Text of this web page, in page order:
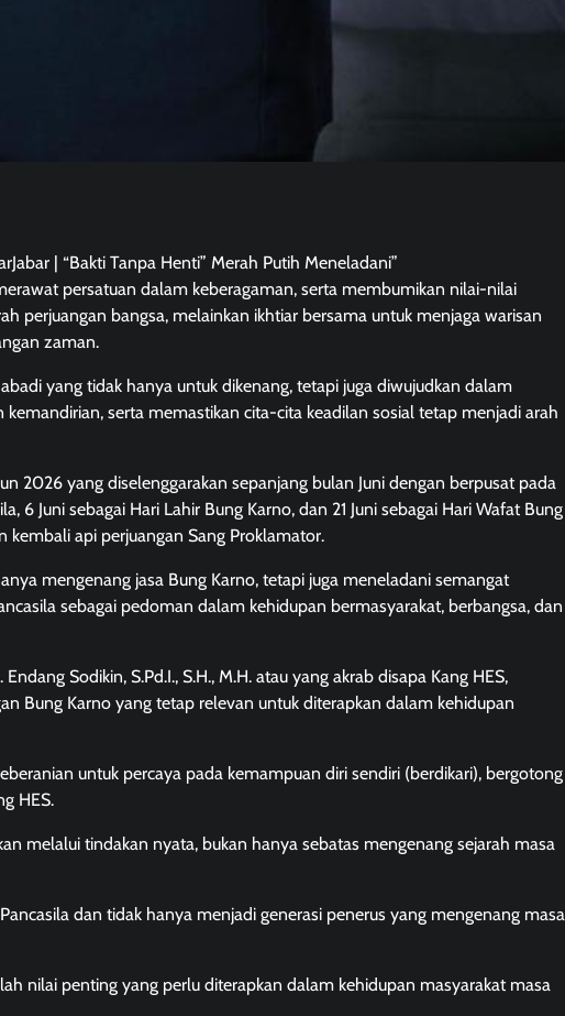
| “Bakti Tanpa Henti” Merah Putih Meneladani”
persatuan dalam keberagaman, serta membumikan nilai-nilai
perjuangan bangsa, melainkan ikhtiar bersama untuk menjaga warisan
zaman.
yang tidak hanya untuk dikenang, tetapi juga diwujudkan dalam
serta memastikan cita-cita keadilan sosial tetap menjadi arah
2026 yang diselenggarakan sepanjang bulan Juni dengan berpusat pada
6 Juni sebagai Hari Lahir Bung Karno, dan 21 Juni sebagai Hari Wafat Bung
kembali api perjuangan Sang Proklamator.
mengenang jasa Bung Karno, tetapi juga meneladani semangat
sebagai pedoman dalam kehidupan bermasyarakat, berbangsa, dan
Sodikin, S.Pd.I., S.H., M.H. atau yang akrab disapa Kang HES,
Bung Karno yang tetap relevan untuk diterapkan dalam kehidupan
untuk percaya pada kemampuan diri sendiri (berdikari), bergotong
HES.
melalui tindakan nyata, bukan hanya sebatas mengenang sejarah masa
dan tidak hanya menjadi generasi penerus yang mengenang masa
nilai penting yang perlu diterapkan dalam kehidupan masyarakat masa